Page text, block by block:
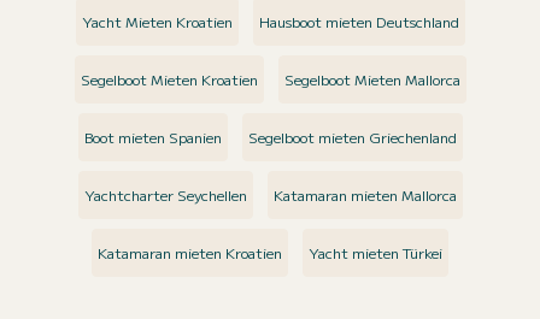
Yacht Mieten Kroatien Hausboot mieten Deutschland
Segelboot Mieten Kroatien Segelboot Mieten Mallorca
Boot mieten Spanien Segelboot mieten Griechenland
Yachtcharter Seychellen Katamaran mieten Mallorca
Katamaran mieten Kroatien Yacht mieten Türkei